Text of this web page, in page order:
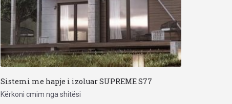
Sistemi me hapje i izoluar SUPREME S77
Kërkoni cmim nga shitësi